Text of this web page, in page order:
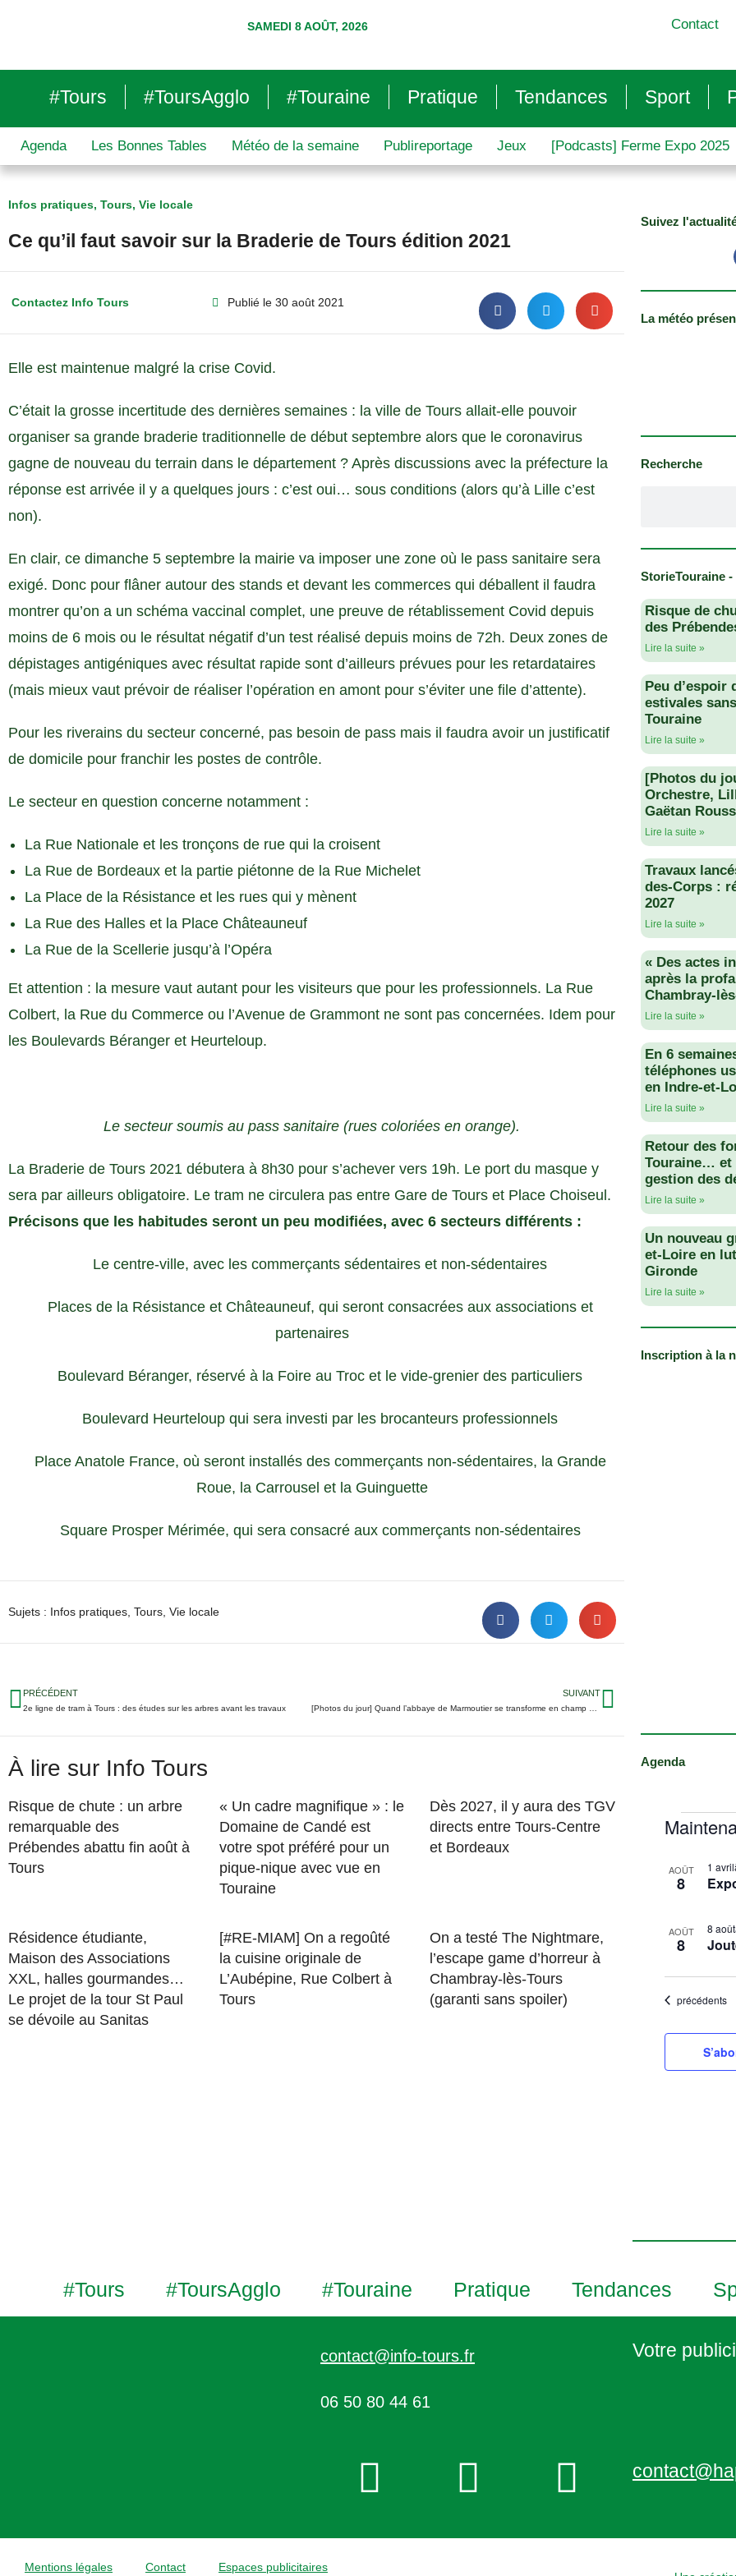
SAMEDI 8 AOÛT, 2026 Contact
#Tours #ToursAgglo #Touraine Pratique Tendances Sport
Agenda Les Bonnes Tables Météo de la semaine Publireportage Jeux [Podcasts] Ferme Expo 2025
Infos pratiques, Tours, Vie locale
Ce qu’il faut savoir sur la Braderie de Tours édition 2021
Contactez Info Tours Publié le 30 août 2021
Elle est maintenue malgré la crise Covid.
C’était la grosse incertitude des dernières semaines : la ville de Tours allait-elle pouvoir
organiser sa grande braderie traditionnelle de début septembre alors que le coronavirus
gagne de nouveau du terrain dans le département ? Après discussions avec la préfecture la
réponse est arrivée il y a quelques jours : c’est oui… sous conditions (alors qu’à Lille c’est
non).
En clair, ce dimanche 5 septembre la mairie va imposer une zone où le pass sanitaire sera
exigé. Donc pour flâner autour des stands et devant les commerces qui déballent il faudra
montrer qu’on a un schéma vaccinal complet, une preuve de rétablissement Covid depuis
moins de 6 mois ou le résultat négatif d’un test réalisé depuis moins de 72h. Deux zones de
dépistages antigéniques avec résultat rapide sont d’ailleurs prévues pour les retardataires
(mais mieux vaut prévoir de réaliser l’opération en amont pour s’éviter une file d’attente).
Pour les riverains du secteur concerné, pas besoin de pass mais il faudra avoir un justificatif
de domicile pour franchir les postes de contrôle.
Le secteur en question concerne notamment :
La Rue Nationale et les tronçons de rue qui la croisent
La Rue de Bordeaux et la partie piétonne de la Rue Michelet
La Place de la Résistance et les rues qui y mènent
La Rue des Halles et la Place Châteauneuf
La Rue de la Scellerie jusqu’à l’Opéra
Et attention : la mesure vaut autant pour les visiteurs que pour les professionnels. La Rue
Colbert, la Rue du Commerce ou l’Avenue de Grammont ne sont pas concernées. Idem pour
les Boulevards Béranger et Heurteloup.
Le secteur soumis au pass sanitaire (rues coloriées en orange).
La Braderie de Tours 2021 débutera à 8h30 pour s’achever vers 19h. Le port du masque y
sera par ailleurs obligatoire. Le tram ne circulera pas entre Gare de Tours et Place Choiseul.
Précisons que les habitudes seront un peu modifiées, avec 6 secteurs différents :
Le centre-ville, avec les commerçants sédentaires et non-sédentaires
Places de la Résistance et Châteauneuf, qui seront consacrées aux associations et
partenaires
Boulevard Béranger, réservé à la Foire au Troc et le vide-grenier des particuliers
Boulevard Heurteloup qui sera investi par les brocanteurs professionnels
Place Anatole France, où seront installés des commerçants non-sédentaires, la Grande
Roue, la Carrousel et la Guinguette
Square Prosper Mérimée, qui sera consacré aux commerçants non-sédentaires
Sujets : Infos pratiques Tours Vie locale
PRÉCÉDENT
2e ligne de tram à Tours : des études sur les arbres avant les travaux
SUIVANT
À lire sur Info Tours
Risque de chute : un arbre
remarquable des
Prébendes abattu fin août à
Tours
« Un cadre magnifique » : le
Domaine de Candé est
votre spot préféré pour un
pique-nique avec vue en
Touraine
Dès 2027, il y aura des TGV
directs entre Tours-Centre
et Bordeaux
Résidence étudiante,
Maison des Associations
XXL, halles gourmandes…
Le projet de la tour St Paul
se dévoile au Sanitas
[#RE-MIAM] On a regoûté
la cuisine originale de
L’Aubépine, Rue Colbert à
Tours
On a testé The Nightmare,
l’escape game d’horreur à
Chambray-lès-Tours
(garanti sans spoiler)
Suivez
La météo
Recherche
StorieTouraine
Risque de
des
Lire la suite »
Peu d’espoir
estivales
Touraine
Lire la suite »
[Photos du
Orchestre,
Gaëtan
Lire la suite »
Travaux
des-Corps :
2027
Lire la suite »
« Des actes
après la
Chambray-
Lire la suite »
En 6
téléphones
en Indre-et-
Lire la suite »
Retour des
Touraine… et
gestion des
Lire la suite »
Un nouveau
et-Loire en
Gironde
Lire la suite »
Inscription à la
Agenda
é
c
o
n
z
L
t
f
e
n
V
e
AOÛT
8
1
AOÛT
8
8
Évènements
précédents
#Tours #ToursAgglo #Touraine Pratique Tendances
contact@info-tours.fr
06 50 80 44 61
Votre
Mentions légales Contact Espaces publicitaires